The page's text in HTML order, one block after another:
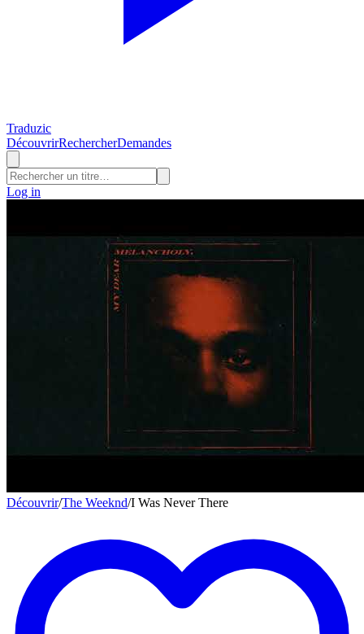
Traduzic
DécouvrirRechercherDemandes
Log in
Découvrir/The Weeknd/I Was Never There